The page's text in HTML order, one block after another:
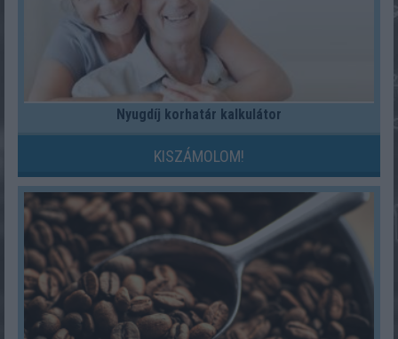
Nyugdíj korhatár kalkulátor
KISZÁMOLOM!